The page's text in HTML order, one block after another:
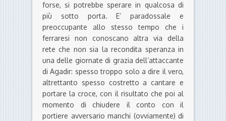
forse, si potrebbe sperare in qualcosa di
più sotto porta. E’ paradossale e
preoccupante allo stesso tempo che i
ferraresi non conoscano altra via della
rete che non sia la recondita speranza in
una delle giornate di grazia dell’attaccante
di Agadir: spesso troppo solo a dire il vero,
altrettanto spesso costretto a cantare e
portare la croce, con il risultato che poi al
momento di chiudere il conto con il
portiere avversario manchi (ovviamente) di